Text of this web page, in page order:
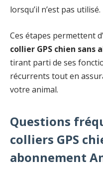
lorsqu’il n’est pas utilisé.
Ces étapes permettent
collier GPS chien sans
tirant parti de ses
récurrents tout en
votre animal.
Questions
colliers GPS
abonnement